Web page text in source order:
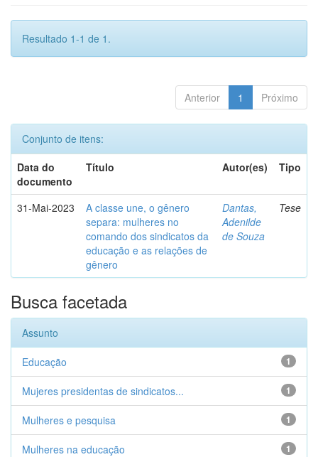
Resultado 1-1 de 1.
Anterior 1 Próximo
Conjunto de itens:
Data do
documento
Título Autor(es) Tipo
31-Mai-2023
A classe une, o gênero
separa: mulheres no
comando dos sindicatos da
educação e as relações de
gênero
Dantas,
Adenilde
de Souza
Tese
Busca facetada
Assunto
1
Educação
1
Mujeres presidentas de sindicatos...
1
Mulheres e pesquisa
1
Mulheres na educação